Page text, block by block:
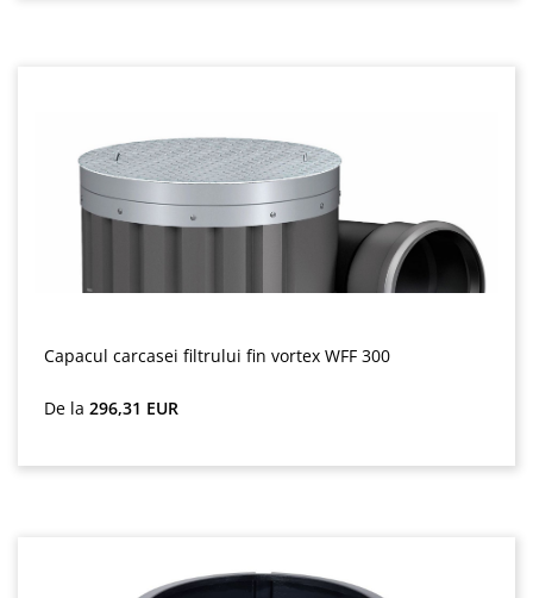
Capacul carcasei filtrului fin vortex WFF 300
Preț obișnuit:
De la 296,31 EUR